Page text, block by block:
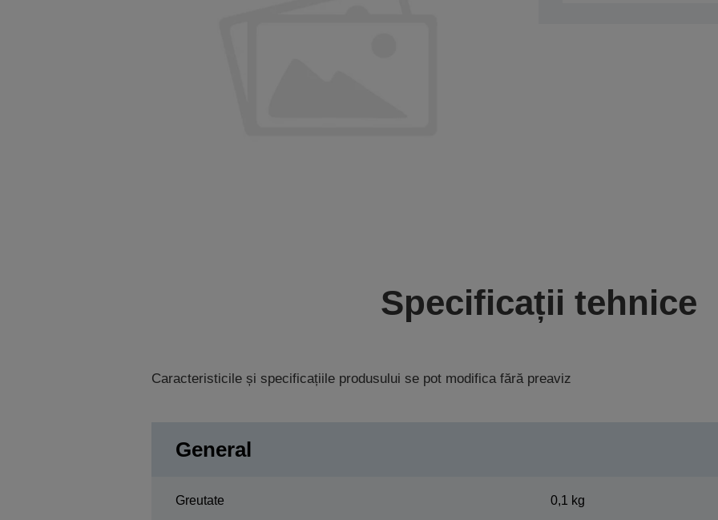
Specificații tehnice
Caracteristicile și specificațiile produsului se pot modifica fără preaviz
General
Greutate 0,1 kg